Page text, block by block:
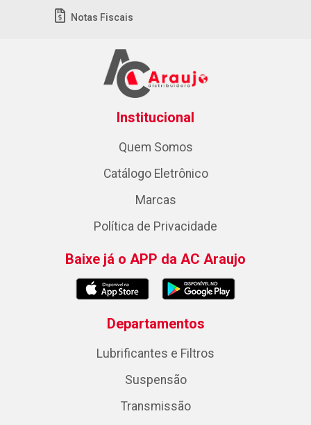
Notas Fiscais
Institucional
Quem Somos
Catálogo Eletrônico
Marcas
Política de Privacidade
Baixe já o APP da AC Araujo
Departamentos
Lubrificantes e Filtros
Suspensão
Transmissão